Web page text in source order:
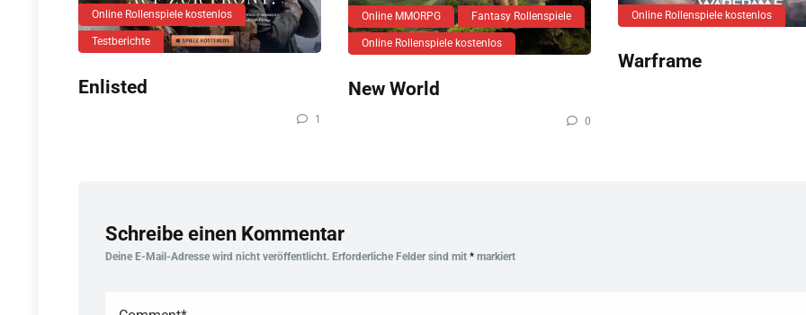
Online Rollenspiele kostenlos
Testberichte
Enlisted
1
Online MMORPG Fantasy Rollenspiele
Online Rollenspiele kostenlos
New World
0
Online Rollenspiele kostenlos
Warframe
Schreibe einen Kommentar
Deine E-Mail-Adresse wird nicht veröffentlicht. Erforderliche Felder sind mit * markiert